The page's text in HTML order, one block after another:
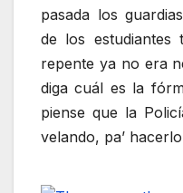
pasada los
de los estudiantes
repente ya no era
diga cuál es la
piense que la
velando, pa’